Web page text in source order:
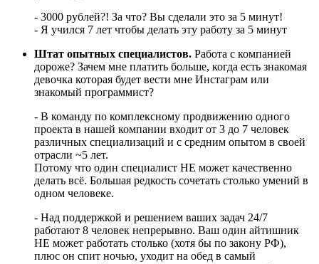
- 3000 рублей?! За что? Вы сделали это за 5 минут!
- Я учился 7 лет чтобы делать эту работу за 5 минут
Штат опытных специалистов. Работа с компанией
дороже? Зачем мне платить больше, когда есть знакомая
девочка которая будет вести мне Инстаграм или
знакомый программист?
- В команду по комплексному продвижению одного
проекта в нашей компании входит от 3 до 7 человек
различных специализаций и с средним опытом в своей
отрасли ~5 лет.
Потому что один специалист НЕ может качественно
делать всё. Большая редкость сочетать столько умений в
одном человеке.
- Над поддержкой и решением ваших задач 24/7
работают 8 человек непрерывно. Ваш один айтишник
НЕ может работать столько (хотя бы по закону РФ),
плюс он спит ночью, уходит на обед в самый